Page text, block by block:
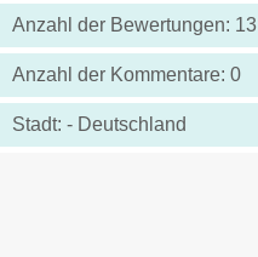
Anzahl der Bewertungen: 13
Anzahl der Kommentare: 0
Stadt: - Deutschland